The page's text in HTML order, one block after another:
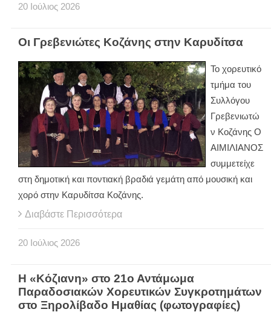
20 Ιούλιος 2026
Οι Γρεβενιώτες Κοζάνης στην Καρυδίτσα
Το χορευτικό
τμήμα του
Συλλόγου
Γρεβενιωτώ
ν Κοζάνης Ο
ΑΙΜΙΛΙΑΝΟΣ
συμμετείχε
στη δημοτική και ποντιακή βραδιά γεμάτη από μουσική και
χορό στην Καρυδίτσα Κοζάνης.
Διαβάστε Περισσότερα
20 Ιούλιος 2026
Η «Κόζιανη» στο 21ο Αντάμωμα
Παραδοσιακών Χορευτικών Συγκροτημάτων
στο Ξηρολίβαδο Ημαθίας (φωτογραφίες)